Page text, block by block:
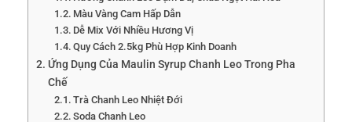
Màu Vàng Cam Hấp Dẫn
Dễ Mix Với Nhiều Hương Vị
Quy Cách 2.5kg Phù Hợp Kinh Doanh
Ứng Dụng Của Maulin Syrup Chanh Leo Trong Pha
Chế
Trà Chanh Leo Nhiệt Đới
Soda Chanh Leo